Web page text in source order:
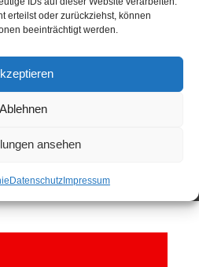
erteilst oder zurückziehst, können
beeinträchtigt werden.
Ablehnen
ansehen
DatenschutzImpressum
Spielen bester
Graes bei Jugend-DM